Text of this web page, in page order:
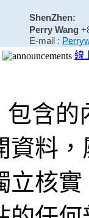
ShenZhen:
Perry Wang
E-mail :
線
包含
資料
立核